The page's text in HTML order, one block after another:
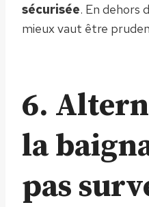
sécurisée. En dehors
mieux vaut être
6.
la
pas